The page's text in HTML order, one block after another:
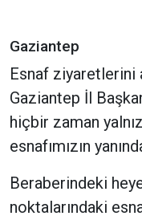
Gaziantep
Esnaf ziyaretlerini
Gaziantep İl
hiçbir zaman
esnafımızın
Beraberindeki
noktalarındaki